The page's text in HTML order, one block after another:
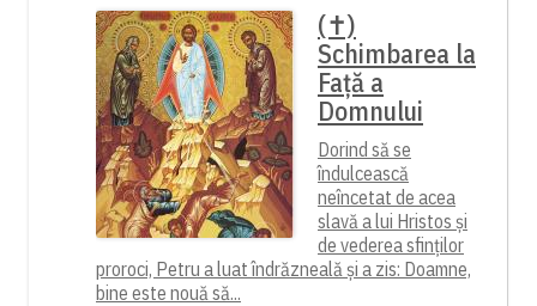
(✝)
Schimbarea la
Față a
Domnului
Dorind să se
îndulcească
neîncetat de acea
slavă a lui Hristos și
de vederea sfinților
proroci, Petru a luat îndrăzneală și a zis: Doamne,
bine este nouă să...